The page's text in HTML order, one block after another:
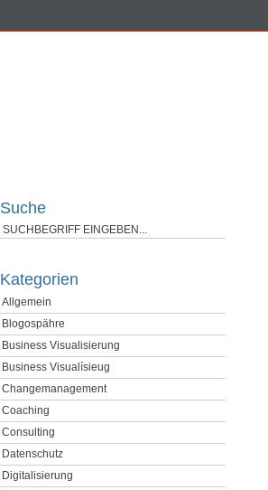
Suche
Kategorien
Allgemein
Blogospähre
Business Visualisierung
Business Visualísieug
Changemanagement
Coaching
Consulting
Datenschutz
Digitalisierung